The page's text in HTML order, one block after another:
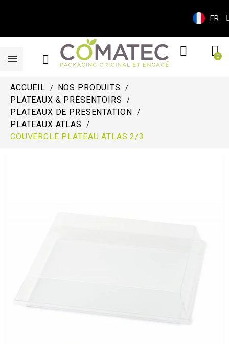
FR
ACCUEIL
NOS PRODUITS
PLATEAUX & PRÉSENTOIRS
PLATEAUX DE PRESENTATION
PLATEAUX ATLAS
COUVERCLE PLATEAU ATLAS 2/3